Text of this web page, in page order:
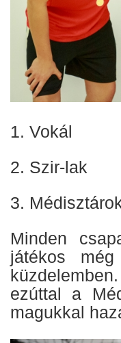
1. Vokál
2. Szir-lak
3.
Minden
játékos
ezúttal a
magukkal